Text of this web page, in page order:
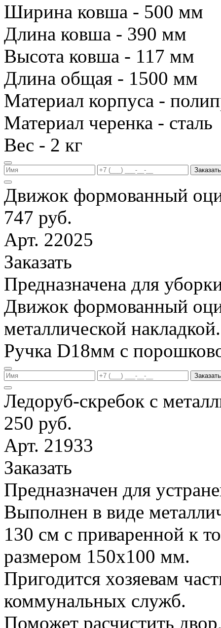
Ширина ковша - 500 мм
Длина ковша - 390 мм
Высота ковша - 117 мм
Длина общая - 1500 мм
Материал корпуса -
Материал черенка - сталь
Вес - 2 кг
Заказать
Движок формованный
747 руб.
Арт. 22025
Заказать
Предназначена для
Движок формованный
металлической
Ручка D18мм с
Заказать
Ледоруб-скребок с
250 руб.
Арт. 21933
Заказать
Предназначен для
Выполнен в виде
130 см с приваренной к
размером 150х100 мм.
Пригодится хозяевам
коммунальных служб.
Поможет расчистить